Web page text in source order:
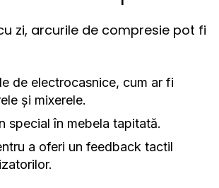
zi, arcurile de compresie pot fi
de electrocasnice, cum ar fi
și mixerele.
special în mebela tapitată.
a oferi un feedback tactil